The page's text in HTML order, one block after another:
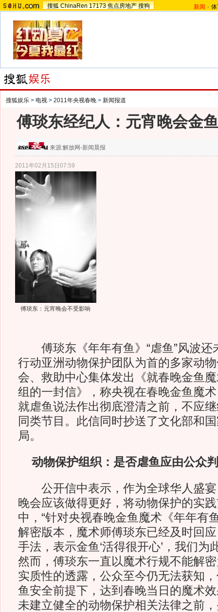
搜狐 ChinaRen 17173 焦点房地产 搜狗 新闻 -
搜狐娱乐 > 电视 > 2011年央视春晚 > 新闻报道
傅琰东经纪人：元宵晚会金
来源:解放网-新闻晨报
2011年02月15日07:59
傅琰东：元宵晚会不受影响
傅琰东《年年有鱼》“虐鱼”风波还
行动亚洲动物保护团队为首的多家动
会、救助中心集体发出《就春晚金鱼
组的一封信》，称央视在春晚金鱼魔
就虐鱼说法作出彻底澄清之前，不应
同类节目。此信同时抄送了文化部和
局。
动物保护组织：是否虐鱼应由公众
公开信中表示，作为全球华人盛宴
晚会应该做得更好，将动物保护的实
中，“针对央视春晚金鱼魔术《年年有
解密版本，魔术师傅琰东已经及时回
手法，表示金鱼‘活得很开心’，我们为
然而，傅琰东一直以魔术行规不能解
实质性的透露，公众至今仍无法获知
鱼安全前提下，达到春晚当日的魔术
未建立健全的动物保护相关法律之前